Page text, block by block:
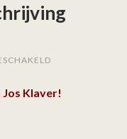
GESLOTEN!!
Klaver!